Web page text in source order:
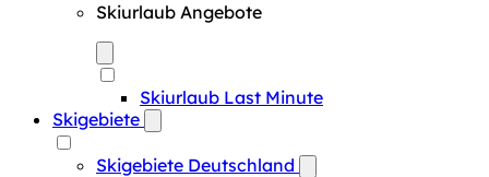
Skiurlaub Angebote
Skiurlaub Last Minute
Skigebiete
Skigebiete Deutschland